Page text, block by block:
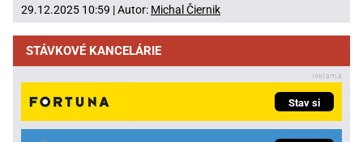
29.12.2025 10:59 | Autor: Michal Čiernik
STÁVKOVÉ KANCELÁRIE
Stav si